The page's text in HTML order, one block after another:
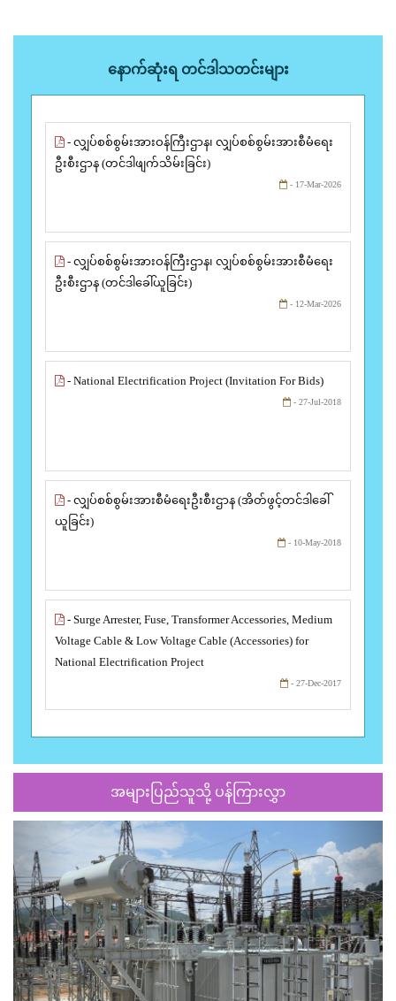
နောက်ဆုံးရ တင်ဒါသတင်းများ
- လျှပ်စစ်စွမ်းအားဝန်ကြီးဌာန၊ လျှပ်စစ်စွမ်းအားစီမံရေး
ဦးစီးဌာန (တင်ဒါဖျက်သိမ်းခြင်း)
- 17-Mar-2026
- လျှပ်စစ်စွမ်းအားဝန်ကြီးဌာန၊ လျှပ်စစ်စွမ်းအားစီမံရေး
ဦးစီးဌာန (တင်ဒါခေါ်ယူခြင်း)
- 12-Mar-2026
- National Electrification Project (Invitation For Bids)
- 27-Jul-2018
- လျှပ်စစ်စွမ်းအားစီမံရေးဦးစီးဌာန (အိတ်ဖွင့်တင်ဒါခေါ်
ယူခြင်း)
- 10-May-2018
- Surge Arrester, Fuse, Transformer Accessories, Medium
Voltage Cable & Low Voltage Cable (Accessories) for
National Electrification Project
- 27-Dec-2017
အများပြည်သူသို့ ပန်ကြားလွှာ
Previous